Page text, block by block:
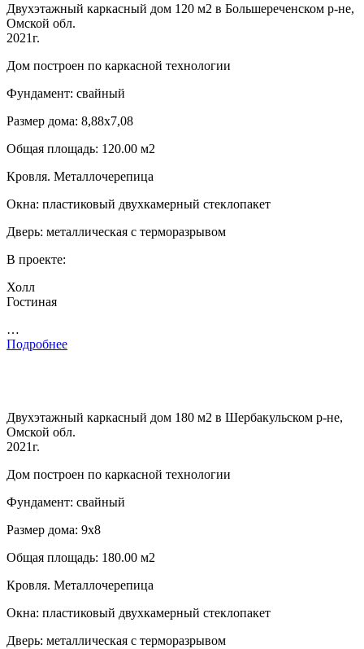
Двухэтажный каркасный дом 120 м2 в Большереченском р-не,
Омской обл.
2021г.
Дом построен по каркасной технологии
Фундамент: свайный
Размер дома: 8,88х7,08
Общая площадь: 120.00 м2
Кровля. Металлочерепица
Окна: пластиковый двухкамерный стеклопакет
Дверь: металлическая с терморазрывом
В проекте:
Холл
Гостиная
…
Подробнее
Двухэтажный каркасный дом 180 м2 в Шербакульском р-не,
Омской обл.
2021г.
Дом построен по каркасной технологии
Фундамент: свайный
Размер дома: 9х8
Общая площадь: 180.00 м2
Кровля. Металлочерепица
Окна: пластиковый двухкамерный стеклопакет
Дверь: металлическая с терморазрывом